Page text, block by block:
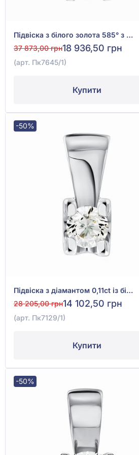
Підвіска з білого золота 585° з діамантом 0,19ct, арт. Пк7645/1
37 873,00 грн18 936,50 грн
(арт. Пк7645/1)
Купити
-50%
Підвіска з діамантом 0,11ct із білого золота 585°, арт. Пк7129/1
28 205,00 грн14 102,50 грн
(арт. Пк7129/1)
Купити
-50%